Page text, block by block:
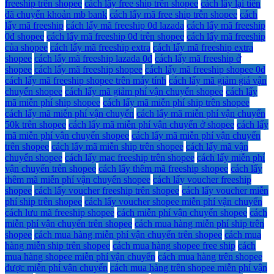
freeship trên shopee cách lấy free ship trên shopee cách lấy lại tiền
đã chuyển khoản mb bank cách lấy mã free ship trên shopee cách
lấy mã freeship cách lấy mã freeship 0đ lazada cách lấy mã freeship
0đ shopee cách lấy mã freeship 0đ trên shopee cách lấy mã freeship
của shopee cách lấy mã freeship extra cách lấy mã freeship extra
shopee cách lấy mã freeship lazada 0đ cách lấy mã freeship ở
shopee cách lấy mã freeship shopee cách lấy mã freeship shopee 0đ
cách lấy mã freeship shopee trên máy tính cách lấy mã giảm giá vận
chuyển shopee cách lấy mã giảm phí vận chuyển shopee cách lấy
mã miễn phí ship shopee cách lấy mã miễn phí ship trên shopee
cách lấy mã miễn phí vận chuyển cách lấy mã miễn phí vận chuyển
50k trên shopee cách lấy mã miễn phí vận chuyển ở shopee cách lấy
mã miễn phí vận chuyển shopee cách lấy mã miễn phí vận chuyển
trên shopee cách lấy mã miễn ship trên shopee cách lấy mã vận
chuyển shopee cách lấy mac freeship trên shopee cách lấy miễn phí
vận chuyển trên shopee cách lấy thêm mã freeship shopee cách lấy
thêm mã miễn phí vận chuyển shopee cách lấy voucher freeship
shopee cách lấy voucher freeship trên shopee cách lấy voucher miễn
phí ship trên shopee cách lấy voucher shopee miễn phí vận chuyển
cách lưu mã freeship shopee cách miễn phí vận chuyển shopee cách
miễn phí vận chuyển trên shopee cách mua hàng miễn phí ship trên
shopee cách mua hàng miễn phí vận chuyển trên shopee cách mua
hàng miễn ship trên shopee cách mua hàng shopee free ship cách
mua hàng shopee miễn phí vận chuyển cách mua hàng trên shopee
được miễn phí vận chuyển cách mua hàng trên shopee miễn phí vận